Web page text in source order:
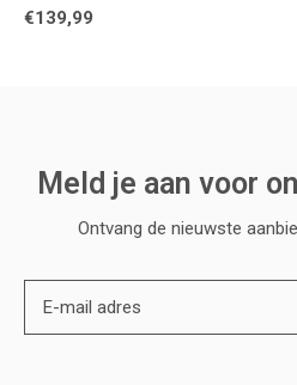
€139,99
Meld je aan voor
Ontvang de nieuwste